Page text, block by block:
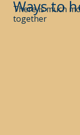
Ways to
There is much
together